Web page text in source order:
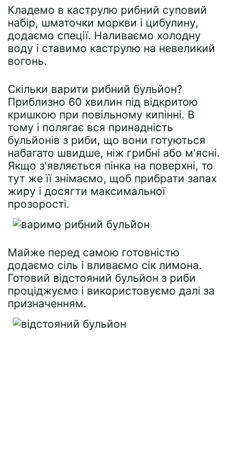
Кладемо в каструлю рибний суповий
набір, шматочки моркви і цибулину,
додаємо спеції. Наливаємо холодну
воду і ставимо каструлю на невеликий
вогонь.
Скільки варити рибний бульйон?
Приблизно 60 хвилин під відкритою
кришкою при повільному кипінні. В
тому і полягає вся принадність
бульйонів з риби, що вони готуються
набагато швидше, ніж грибні або м'ясні.
Якщо з'являється пінка на поверхні, то
тут же її знімаємо, щоб прибрати запах
жиру і досягти максимальної
прозорості.
Майже перед самою готовністю
додаємо сіль і вливаємо сік лимона.
Готовий відстояний бульйон з риби
проціджуємо і використовуємо далі за
призначенням.